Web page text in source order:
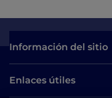
Información del sitio
Enlaces útiles